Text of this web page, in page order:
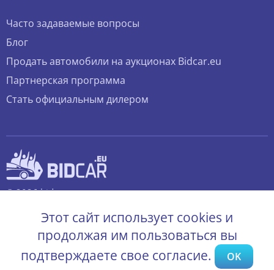
Часто задаваемые вопросы
Блог
Продать автомобили на аукционах Bidcar.eu
Партнерская программа
Стать официальным дилером
© 2026 bidcar.eu
Этот сайт использует cookies и
продолжая им пользоваться вы
подтверждаете свое согласие.
OK